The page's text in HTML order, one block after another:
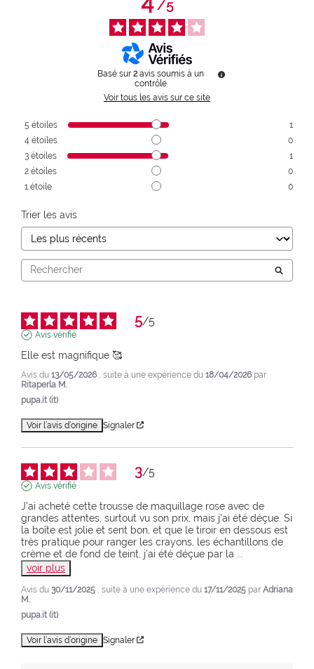
/5
Basé sur 2 avis soumis à un
contrôle
Voir tous les avis sur ce site
5 étoiles
1
4 étoiles
0
3 étoiles
1
2 étoiles
0
1 étoile 0
Trier les avis
5/5
Avis vérifié
Elle est magnifique 🥰
Avis du 13/05/2026 , suite à une expérience du 18/04/2026 par
Ritaperla M.
pupa.it (it)
Voir l’avis d’origine Signaler
3/5
Avis vérifié
J'ai acheté cette trousse de maquillage rose avec de
grandes attentes, surtout vu son prix, mais j'ai été déçue. Si
la boîte est jolie et sent bon, et que le tiroir en dessous est
très pratique pour ranger les crayons, les échantillons de
crème et de fond de teint, j'ai été déçue par la
voir plus
Avis du 30/11/2025 , suite à une expérience du 17/11/2025 par Adriana
M.
pupa.it (it)
Voir l’avis d’origine Signaler